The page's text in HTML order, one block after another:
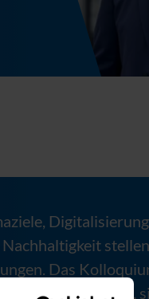
Das
die Plattform,